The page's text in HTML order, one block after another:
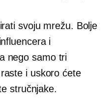
svoju mrežu. Bolje
i
nego samo tri
i uskoro ćete
stručnjake.